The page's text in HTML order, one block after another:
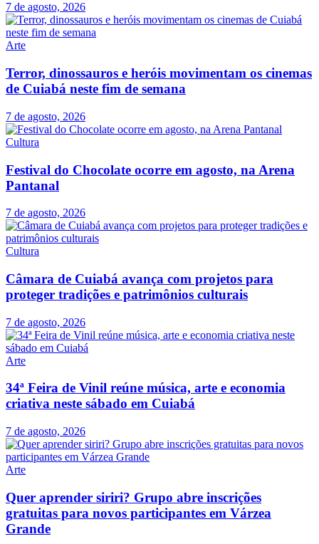
7 de agosto, 2026
Arte
Terror, dinossauros e heróis movimentam os cinemas
de Cuiabá neste fim de semana
7 de agosto, 2026
Cultura
Festival do Chocolate ocorre em agosto, na Arena
Pantanal
7 de agosto, 2026
Cultura
Câmara de Cuiabá avança com projetos para
proteger tradições e patrimônios culturais
7 de agosto, 2026
Arte
34ª Feira de Vinil reúne música, arte e economia
criativa neste sábado em Cuiabá
7 de agosto, 2026
Arte
Quer aprender siriri? Grupo abre inscrições
gratuitas para novos participantes em Várzea
Grande